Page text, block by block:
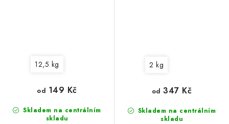
12,5 kg
Skladem na centrálním
skladu
od 149 Kč
2 kg
Skladem na centrálním
skladu
od 347 Kč